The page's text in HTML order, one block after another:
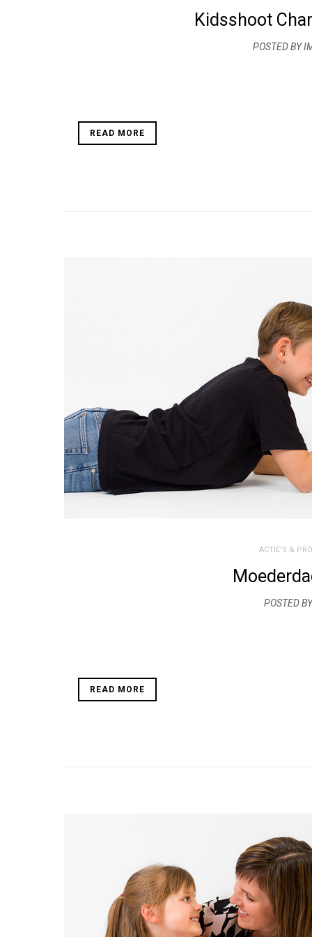
Kidsshoot
POSTED BY
READ MORE
ACTIE'S &
POSTED
READ MORE